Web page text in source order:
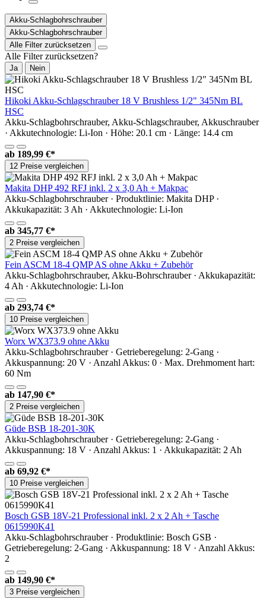
Akku-Schlagbohrschrauber
Akku-Schlagbohrschrauber
Alle Filter zurücksetzen
Alle Filter zurücksetzen?
Ja Nein
Hikoki Akku-Schlagschrauber 18 V Brushless 1/2" 345Nm BL
HSC
Akku-Schlagbohrschrauber, Akku-Schlagschrauber, Akkuschrauber
· Akkutechnologie: Li-Ion · Höhe: 20.1 cm · Länge: 14.4 cm
ab 189,99 €*
12 Preise vergleichen
Makita DHP 492 RFJ inkl. 2 x 3,0 Ah + Makpac
Akku-Schlagbohrschrauber · Produktlinie: Makita DHP ·
Akkukapazität: 3 Ah · Akkutechnologie: Li-Ion
ab 345,77 €*
2 Preise vergleichen
Fein ASCM 18-4 QMP AS ohne Akku + Zubehör
Akku-Schlagbohrschrauber, Akku-Bohrschrauber · Akkukapazität:
4 Ah · Akkutechnologie: Li-Ion
ab 293,74 €*
10 Preise vergleichen
Worx WX373.9 ohne Akku
Akku-Schlagbohrschrauber · Getrieberegelung: 2-Gang ·
Akkuspannung: 20 V · Anzahl Akkus: 0 · Max. Drehmoment hart:
60 Nm
ab 147,90 €*
2 Preise vergleichen
Güde BSB 18-201-30K
Akku-Schlagbohrschrauber · Getrieberegelung: 2-Gang ·
Akkuspannung: 18 V · Anzahl Akkus: 1 · Akkukapazität: 2 Ah
ab 69,92 €*
10 Preise vergleichen
Bosch GSB 18V-21 Professional inkl. 2 x 2 Ah + Tasche
0615990K41
Akku-Schlagbohrschrauber · Produktlinie: Bosch GSB ·
Getrieberegelung: 2-Gang · Akkuspannung: 18 V · Anzahl Akkus:
2
ab 149,90 €*
3 Preise vergleichen